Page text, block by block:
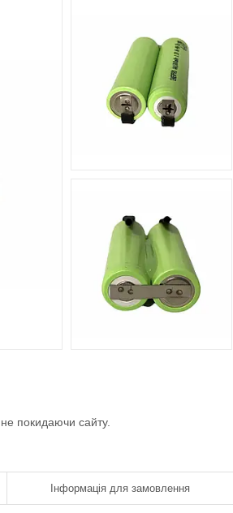
покидаючи сайту.
Інформація для замовлення